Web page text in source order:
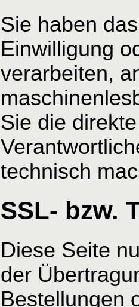
Sie haben
Einwilligung
verarbeiten,
Sie die
technisch
SSL- bzw.
Diese Seite
der
Bestellungen